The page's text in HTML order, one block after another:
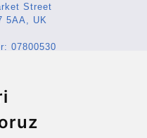
Street
5AA, UK
07800530